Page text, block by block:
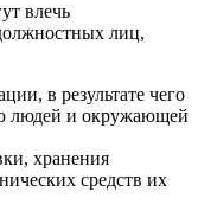
влечь
лиц,
в результате чего
людей и окружающей
хранения
средств их